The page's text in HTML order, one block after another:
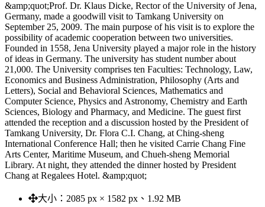
&amp;quot;Prof. Dr. Klaus Dicke, Rector of the University of Jena,
Germany, made a goodwill visit to Tamkang University on
September 25, 2009. The main purpose of his visit is to explore the
possibility of academic cooperation between two universities.
Founded in 1558, Jena University played a major role in the history
of ideas in Germany. The university has student number about
21,000. The University comprises ten Faculties: Technology, Law,
Economics and Business Administration, Philosophy (Arts and
Letters), Social and Behavioral Sciences, Mathematics and
Computer Science, Physics and Astronomy, Chemistry and Earth
Sciences, Biology and Pharmacy, and Medicine. The guest first
attended the reception and a discussion hosted by the President of
Tamkang University, Dr. Flora C.I. Chang, at Ching-sheng
International Conference Hall; then he visited Carrie Chang Fine
Arts Center, Maritime Museum, and Chueh-sheng Memorial
Library. At night, they attended the dinner hosted by President
Chang at Regalees Hotel. &amp;quot;
大小： 2085 px × 1582 px、1.92 MB